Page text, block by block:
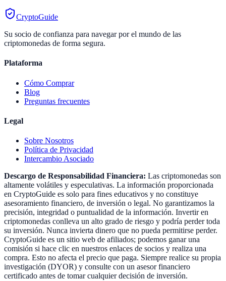
CryptoGuide
Su socio de confianza para navegar por el mundo de las
criptomonedas de forma segura.
Plataforma
Cómo Comprar
Blog
Preguntas frecuentes
Legal
Sobre Nosotros
Política de Privacidad
Intercambio Asociado
Descargo de Responsabilidad Financiera: Las criptomonedas son
altamente volátiles y especulativas. La información proporcionada
en CryptoGuide es solo para fines educativos y no constituye
asesoramiento financiero, de inversión o legal. No garantizamos la
precisión, integridad o puntualidad de la información. Invertir en
criptomonedas conlleva un alto grado de riesgo y podría perder toda
su inversión. Nunca invierta dinero que no pueda permitirse perder.
CryptoGuide es un sitio web de afiliados; podemos ganar una
comisión si hace clic en nuestros enlaces de socios y realiza una
compra. Esto no afecta el precio que paga. Siempre realice su propia
investigación (DYOR) y consulte con un asesor financiero
certificado antes de tomar cualquier decisión de inversión.